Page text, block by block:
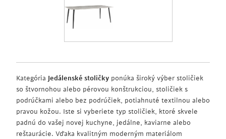
Kategória Jedálenské stoličky ponúka široký výber stoličiek
so štvornohou alebo pérovou konštrukciou, stoličiek s
podrúčkami alebo bez podrúčiek, potiahnuté textilnou alebo
pravou kožou. Iste si vyberiete typ stoličiek, ktoré skvele
padnú do vašej novej kuchyne, jedálne, kaviarne alebo
reštaurácie. Vďaka kvalitným moderným materiálom